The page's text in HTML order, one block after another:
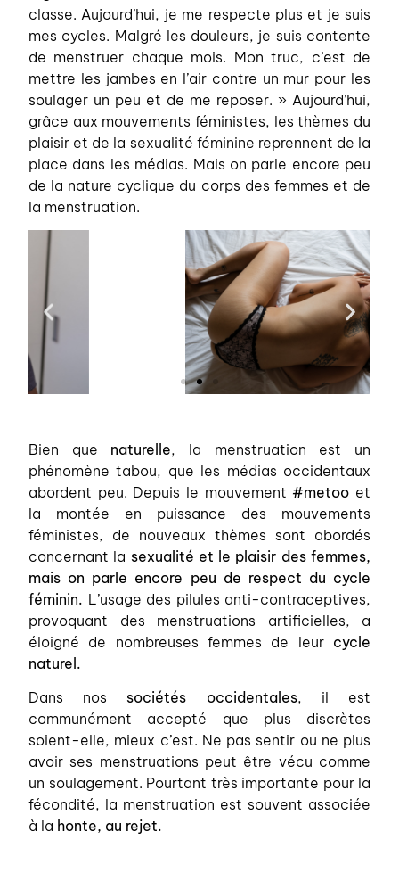
classe. Aujourd’hui, je me respecte plus et je suis
mes cycles. Malgré les douleurs, je suis contente
de menstruer chaque mois. Mon truc, c’est de
mettre les jambes en l’air contre un mur pour les
soulager un peu et de me reposer. » Aujourd’hui,
grâce aux mouvements féministes, les thèmes du
plaisir et de la sexualité féminine reprennent de la
place dans les médias. Mais on parle encore peu
de la nature cyclique du corps des femmes et de
la menstruation.
Bien que naturelle, la menstruation est un
phénomène tabou, que les médias occidentaux
abordent peu. Depuis le mouvement #metoo et
la montée en puissance des mouvements
féministes, de nouveaux thèmes sont abordés
concernant la sexualité et le plaisir des femmes,
mais on parle encore peu de respect du cycle
féminin. L’usage des pilules anti-contraceptives,
provoquant des menstruations artificielles, a
éloigné de nombreuses femmes de leur cycle
naturel.
Dans nos sociétés occidentales, il est
communément accepté que plus discrètes
soient-elle, mieux c’est. Ne pas sentir ou ne plus
avoir ses menstruations peut être vécu comme
un soulagement. Pourtant très importante pour la
fécondité, la menstruation est souvent associée
à la honte, au rejet.